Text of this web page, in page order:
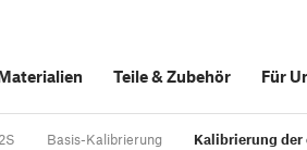
Teile&Zubehör Für
Basis-Kalibrierung Kalibrierung der